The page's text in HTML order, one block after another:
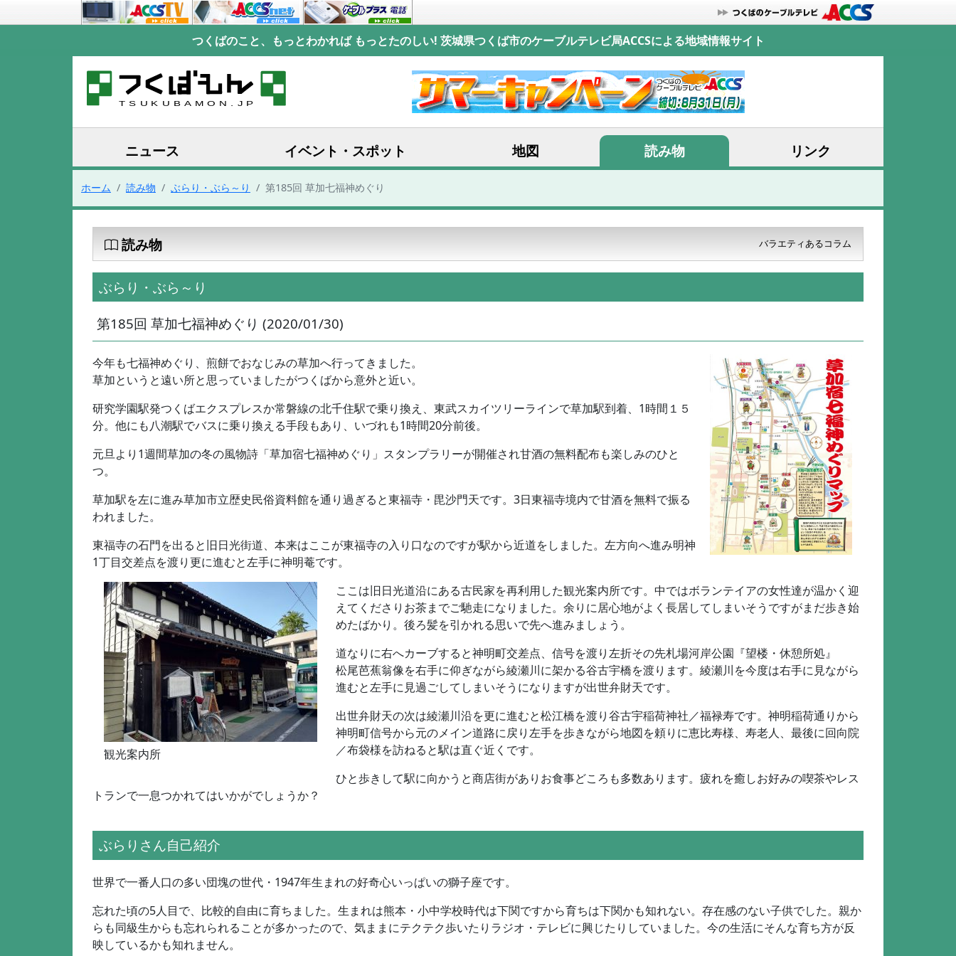
つくばのこと、もっとわかれば もっとたのしい! 茨城県つくば市のケーブルテレビ局ACCSによる地域情報サイト
ニュース イベント・スポット 地図 読み物 リンク
ホーム 読み物 ぶらり・ぶら～り 第185回 草加七福神めぐり
読み物 バラエティあるコラム
ぶらり・ぶら～り
第185回 草加七福神めぐり (2020/01/30)
今年も七福神めぐり、煎餅でおなじみの草加へ行ってきました。
草加というと遠い所と思っていましたがつくばから意外と近い。
研究学園駅発つくばエクスプレスか常磐線の北千住駅で乗り換え、東武スカイツリーラインで草加駅到着、1時間１５
分。他にも八潮駅でバスに乗り換える手段もあり、いづれも1時間20分前後。
元旦より1週間草加の冬の風物詩「草加宿七福神めぐり」スタンプラリーが開催され甘酒の無料配布も楽しみのひと
つ。
草加駅を左に進み草加市立歴史民俗資料館を通り過ぎると東福寺・毘沙門天です。3日東福寺境内で甘酒を無料で振る
われました。
東福寺の石門を出ると旧日光街道、本来はここが東福寺の入り口なのですが駅から近道をしました。左方向へ進み明神
1丁目交差点を渡り更に進むと左手に神明菴です。
観光案内所
ここは旧日光道沿にある古民家を再利用した観光案内所です。中ではボランテイアの女性達が温かく迎
えてくださりお茶までご馳走になりました。余りに居心地がよく長居してしまいそうですがまだ歩き始
めたばかり。後ろ髪を引かれる思いで先へ進みましょう。
道なりに右へカーブすると神明町交差点、信号を渡り左折その先札場河岸公園『望楼・休憩所処』
松尾芭蕉翁像を右手に仰ぎながら綾瀬川に架かる谷古宇橋を渡ります。綾瀬川を今度は右手に見ながら
進むと左手に見過ごしてしまいそうになりますが出世弁財天です。
出世弁財天の次は綾瀬川沿を更に進むと松江橋を渡り谷古宇稲荷神社／福禄寿です。神明稲荷通りから
神明町信号から元のメイン道路に戻り左手を歩きながら地図を頼りに恵比寿様、寿老人、最後に回向院
／布袋様を訪ねると駅は直ぐ近くです。
ひと歩きして駅に向かうと商店街がありお食事どころも多数あります。疲れを癒しお好みの喫茶やレス
トランで一息つかれてはいかがでしょうか？
ぶらりさん自己紹介
世界で一番人口の多い団塊の世代・1947年生まれの好奇心いっぱいの獅子座です。
忘れた頃の5人目で、比較的自由に育ちました。生まれは熊本・小中学校時代は下関ですから育ちは下関かも知れない。存在感のない子供でした。親か
らも同級生からも忘れられることが多かったので、気ままにテクテク歩いたりラジオ・テレビに興じたりしていました。今の生活にそんな育ち方が反
映しているかも知れません。